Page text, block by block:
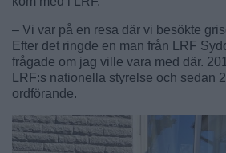
– Vi var på en resa där vi besökte
Efter det ringde en man från LRF
frågade om jag ville vara med där.
LRF:s nationella styrelse och sedan
ordförande.